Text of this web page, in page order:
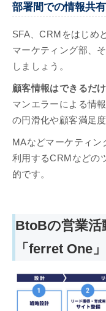
部署間での情報共有
SFA、CRMをはじめ
マーケティング部、
しましょう。
顧客情報はできるだ
マンエラーによる情
の円滑化や顧客満足
MAなどマーケティ
利用するCRMなどの
的です。
BtoBの営業活
「ferret One」